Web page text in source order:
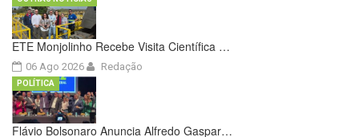
ETE Monjolinho Recebe Visita Científica …
06 Ago 2026 Redação
Flávio Bolsonaro Anuncia Alfredo Gaspar…
POLÍTICA